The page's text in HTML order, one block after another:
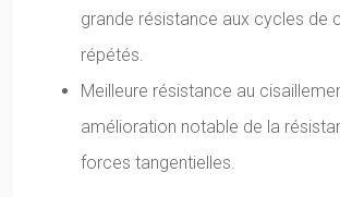
grande résistance aux cycles de
répétés.
Meilleure résistance au
amélioration notable de la
forces tangentielles.